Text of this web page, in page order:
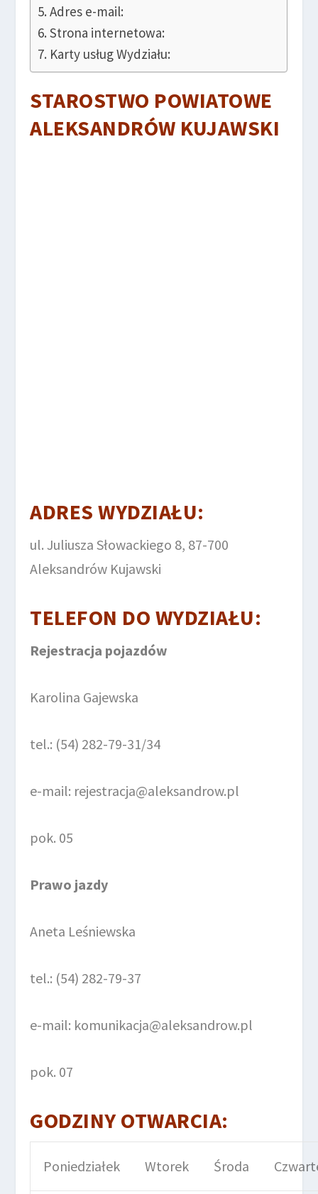
Adres e-mail:
Strona internetowa:
Karty usług Wydziału:
STAROSTWO POWIATOWE
ALEKSANDRÓW KUJAWSKI
ADRES WYDZIAŁU:
ul. Juliusza Słowackiego 8, 87-700
Aleksandrów Kujawski
TELEFON DO WYDZIAŁU:
Rejestracja pojazdów
Karolina Gajewska
tel.: (54) 282-79-31/34
e-mail: rejestracja@aleksandrow.pl
pok. 05
Prawo jazdy
Aneta Leśniewska
tel.: (54) 282-79-37
e-mail: komunikacja@aleksandrow.pl
pok. 07
GODZINY OTWARCIA:
Poniedziałek Wtorek Środa